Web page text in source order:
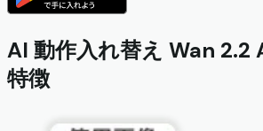
AI 動作入れ替え Wan 2.2
特徴